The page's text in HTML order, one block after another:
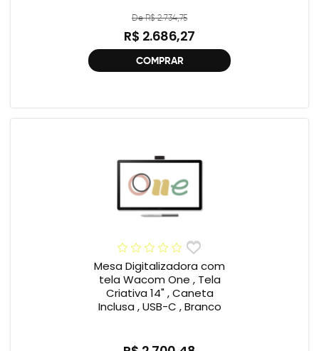
De R$ 2.734,75
R$ 2.686,27
COMPRAR
Mesa Digitalizadora com
tela Wacom One , Tela
Criativa 14" , Caneta
Inclusa , USB-C , Branco